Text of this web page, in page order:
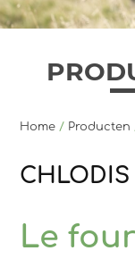
Home / Producten
CHLODIS
Le